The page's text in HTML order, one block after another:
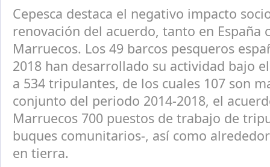
Cepesca destaca el negativo impacto
renovación del acuerdo, tanto en España
Marruecos. Los 49 barcos pesqueros
2018 han desarrollado su actividad bajo
a 534 tripulantes, de los cuales 107 son
conjunto del periodo 2014-2018, el
Marruecos 700 puestos de trabajo de
buques comunitarios-, así como
en tierra.